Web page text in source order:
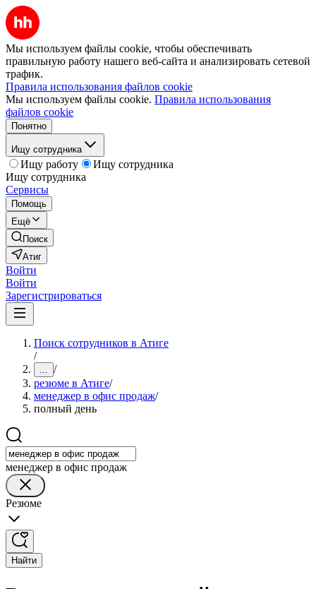
Мы используем файлы cookie, чтобы обеспечивать
правильную работу нашего веб-сайта и анализировать сетевой
трафик.
Правила использования файлов cookie
Мы используем файлы cookie. Правила использования
файлов cookie
Понятно
Ищу сотрудника
Ищу работу
Ищу сотрудника
Ищу сотрудника
Сервисы
Помощь
Ещё
Поиск
Атиг
Войти
Войти
Зарегистрироваться
Поиск сотрудников в Атиге
/
... /
резюме в Атиге/
менеджер в офис продаж/
полный день
менеджер в офис продаж
Резюме
Найти